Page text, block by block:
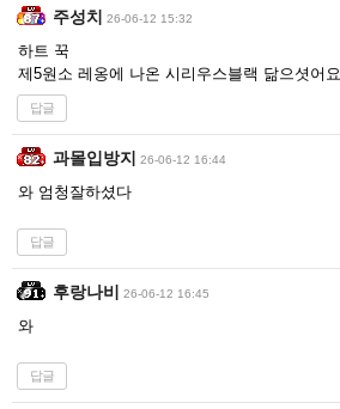
주성치 26-06-12 15:32
하트 꾹
제5원소 레옹에 나온 시리우스블랙 닮으셧어요
답글
과몰입방지 26-06-12 16:44
와 엄청잘하셨다
답글
후랑나비 26-06-12 16:45
와
답글